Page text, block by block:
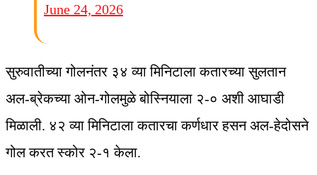
June 24, 2026
सुरुवातीच्या गोलनंतर ३४ व्या मिनिटाला कतारच्या सुलतान
अल-ब्रेकच्या ओन-गोलमुळे बोस्नियाला २-० अशी आघाडी
मिळाली. ४२ व्या मिनिटाला कतारचा कर्णधार हसन अल-हेदोसने
गोल करत स्कोर २-१ केला.